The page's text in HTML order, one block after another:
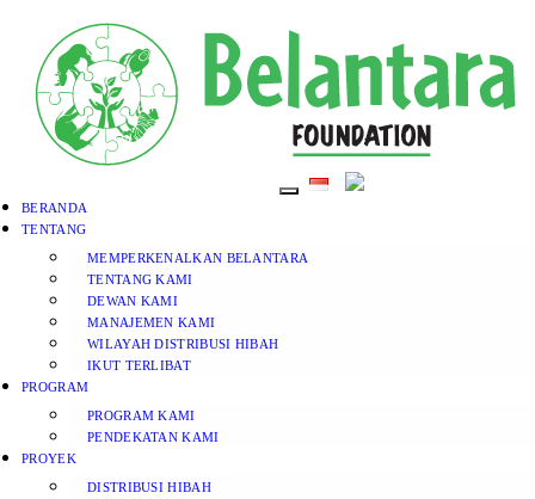
BERANDA
TENTANG
MEMPERKENALKAN BELANTARA
TENTANG KAMI
DEWAN KAMI
MANAJEMEN KAMI
WILAYAH DISTRIBUSI HIBAH
IKUT TERLIBAT
PROGRAM
PROGRAM KAMI
PENDEKATAN KAMI
PROYEK
DISTRIBUSI HIBAH